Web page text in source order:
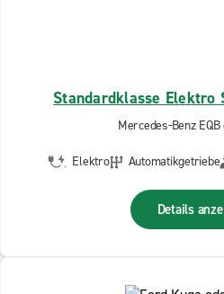
Standardklasse Elektro
Mercedes-Benz
Elektro Automatikgetriebe
Details